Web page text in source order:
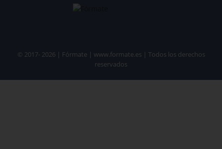
© 2017- 2026 | Fórmate | www.formate.es | Todos los derechos
reservados